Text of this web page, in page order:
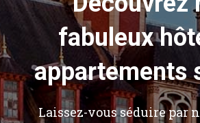
fabuleux
appartements
Laissez-vous séduire par